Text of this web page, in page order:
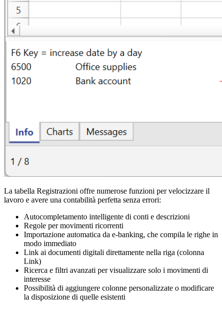
La tabella Registrazioni offre numerose funzioni per velocizzare il
lavoro e avere una contabilità perfetta senza errori:
Autocompletamento intelligente di conti e descrizioni
Regole per movimenti ricorrenti
Importazione automatica da e-banking, che compila le righe in
modo immediato
Link ai documenti digitali direttamente nella riga (colonna
Link)
Ricerca e filtri avanzati per visualizzare solo i movimenti di
interesse
Possibilità di aggiungere colonne personalizzate o modificare
la disposizione di quelle esistenti